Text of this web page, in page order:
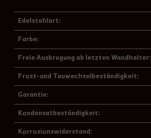
Edelstahlart:
Farbe:
Freie Auskragung ab letzten Wandhalter:
Frost-und Tauwechselbeständigkeit:
Garantie:
Kondensatbeständigkeit:
Korrosionswiderstand: